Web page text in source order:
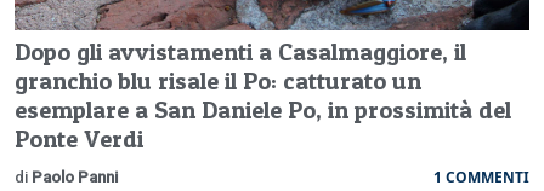
Dopo gli avvistamenti a Casalmaggiore, il
granchio blu risale il Po: catturato un
esemplare a San Daniele Po, in prossimità del
Ponte Verdi
di Paolo Panni 1 COMMENTI